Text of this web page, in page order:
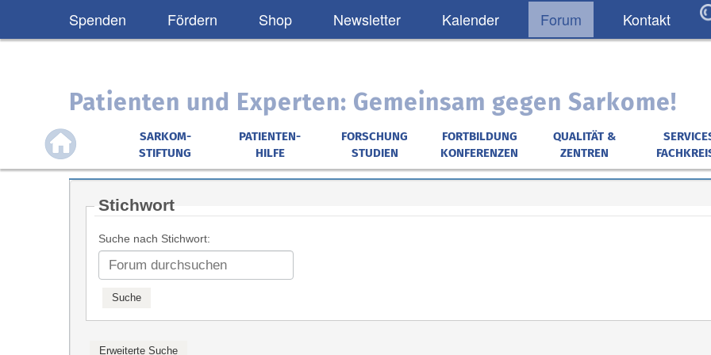
Spenden Fördern Shop Newsletter Kalender Forum Kontakt
Patienten und Experten: Gemeinsam gegen Sarkome!
SARKOM-
STIFTUNG
PATIENTEN-
HILFE
FORSCHUNG
STUDIEN
FORTBILDUNG
KONFERENZEN
QUALITÄT &
ZENTREN
Stichwort
Suche nach Stichwort: